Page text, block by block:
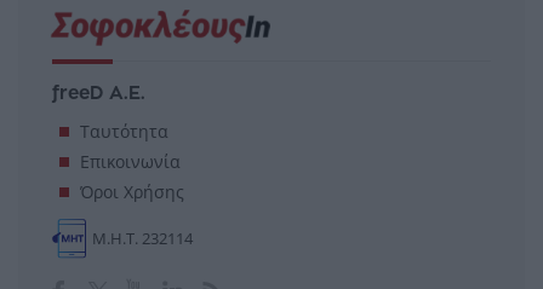
freeD Α.Ε.
Ταυτότητα
Επικοινωνία
Όροι Χρήσης
Μ.Η.Τ. 232114